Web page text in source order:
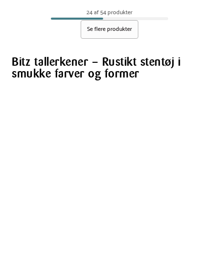
cm
24 af 54 produkter
Se flere produkter
Bitz tallerkener – Rustikt stentøj i
smukke farver og former